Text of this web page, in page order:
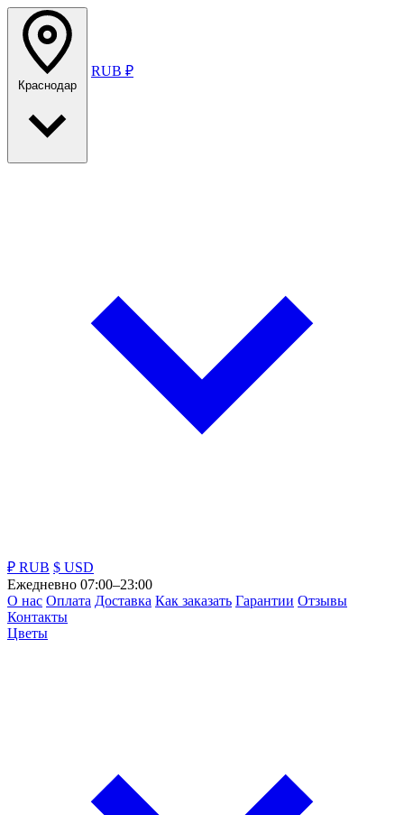
Краснодар
RUB ₽
₽ RUB $ USD
Ежедневно 07:00–23:00
О нас Оплата Доставка Как заказать Гарантии Отзывы
Контакты
Цветы